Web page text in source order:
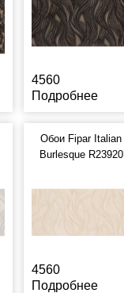
4560
Подробнее
Обои Fipar Italian
Burlesque R23920
4560
Подробнее